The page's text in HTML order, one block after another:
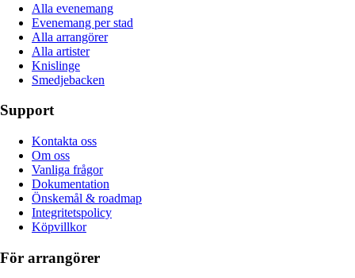
Alla evenemang
Evenemang per stad
Alla arrangörer
Alla artister
Knislinge
Smedjebacken
Support
Kontakta oss
Om oss
Vanliga frågor
Dokumentation
Önskemål & roadmap
Integritetspolicy
Köpvillkor
För arrangörer